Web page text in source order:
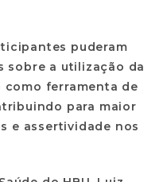
puderam
sobre a utilização da
ferramenta de
para maior
e assertividade nos